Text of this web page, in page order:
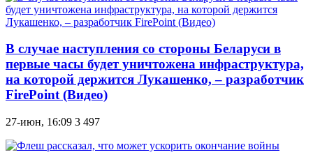
В случае наступления со стороны Беларуси в
первые часы будет уничтожена инфраструктура,
на которой держится Лукашенко, – разработчик
FirePoint (Видео)
27-июн, 16:09 3 497